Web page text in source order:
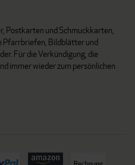
Postkarten und Schmuckkarten,
Pfarrbriefen, Bildblätter und
Für die Verkündigung, die
immer wieder zum persönlichen